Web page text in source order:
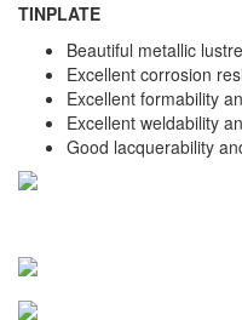
TINPLATE
Beautiful metallic
Excellent corrosion
Excellent formability
Excellent weldability
Good lacquerability